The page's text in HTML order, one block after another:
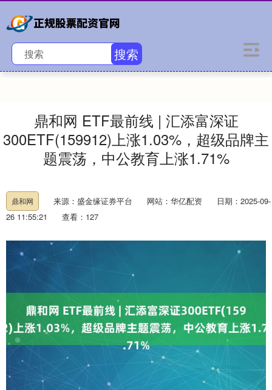
搜索
鼎和网 ETF最前线 | 汇添富深证
300ETF(159912)上涨1.03%，超级品牌主
题震荡，中公教育上涨1.71%
鼎和网 来源：盛金缘证券平台 网站：华亿配资
日期：2025-09-
26 11:55:21
查看：127